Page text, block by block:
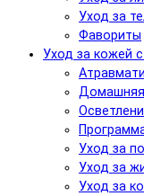
Уход за
Фавориты
Уход за кожей
Домашняя
Уход за
Уход за
Уход за